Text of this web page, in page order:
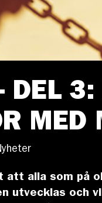
3:
MED
att alla som på
utvecklas och